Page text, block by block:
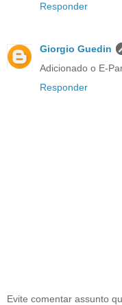
Responder
Giorgio Guedin
Adicionado o E-
Responder
Evite comentar assunto